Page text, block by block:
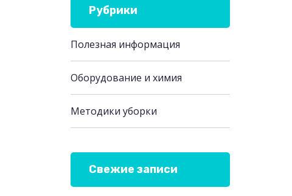
Рубрики
Полезная информация
Оборудование и химия
Методики уборки
Свежие записи